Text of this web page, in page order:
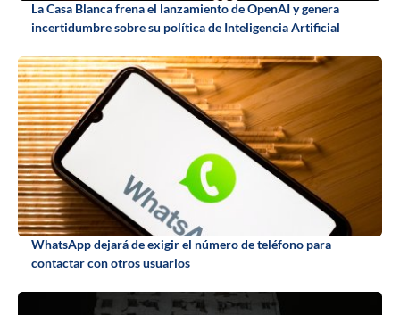
La Casa Blanca frena el lanzamiento de OpenAI y genera
incertidumbre sobre su política de Inteligencia Artificial
WhatsApp dejará de exigir el número de teléfono para
contactar con otros usuarios